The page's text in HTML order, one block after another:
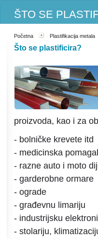
ŠTO SE
Početna Plastifikacija metala
Što se plastificira?
proizvoda, kao i za
- bolničke krevete itd
- medicinska
- razne auto i moto
- garderobne ormare
- ograde
- građevnu limariju
- industrijsku
- stolariju,